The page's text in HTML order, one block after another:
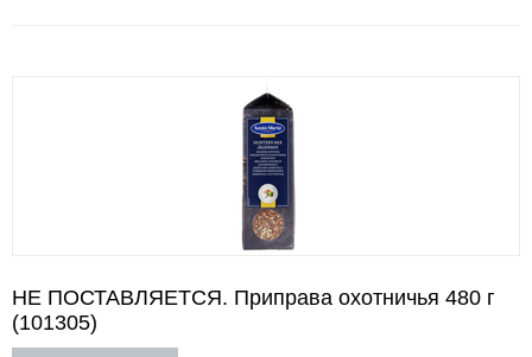
НЕ ПОСТАВЛЯЕТСЯ. Приправа охотничья 480 г
(101305)